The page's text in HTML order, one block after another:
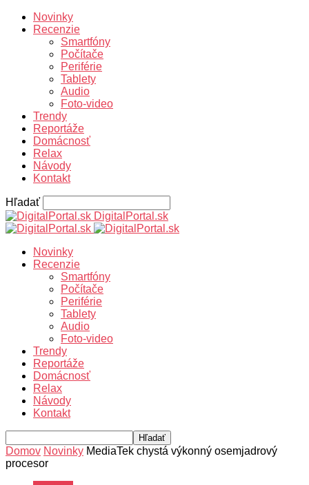
Novinky
Recenzie
Smartfóny
Počítače
Periférie
Tablety
Audio
Foto-video
Trendy
Reportáže
Domácnosť
Relax
Návody
Kontakt
Hľadať
DigitalPortal.sk
Novinky
Recenzie
Smartfóny
Počítače
Periférie
Tablety
Audio
Foto-video
Trendy
Reportáže
Domácnosť
Relax
Návody
Kontakt
Domov Novinky MediaTek chystá výkonný osemjadrový
procesor